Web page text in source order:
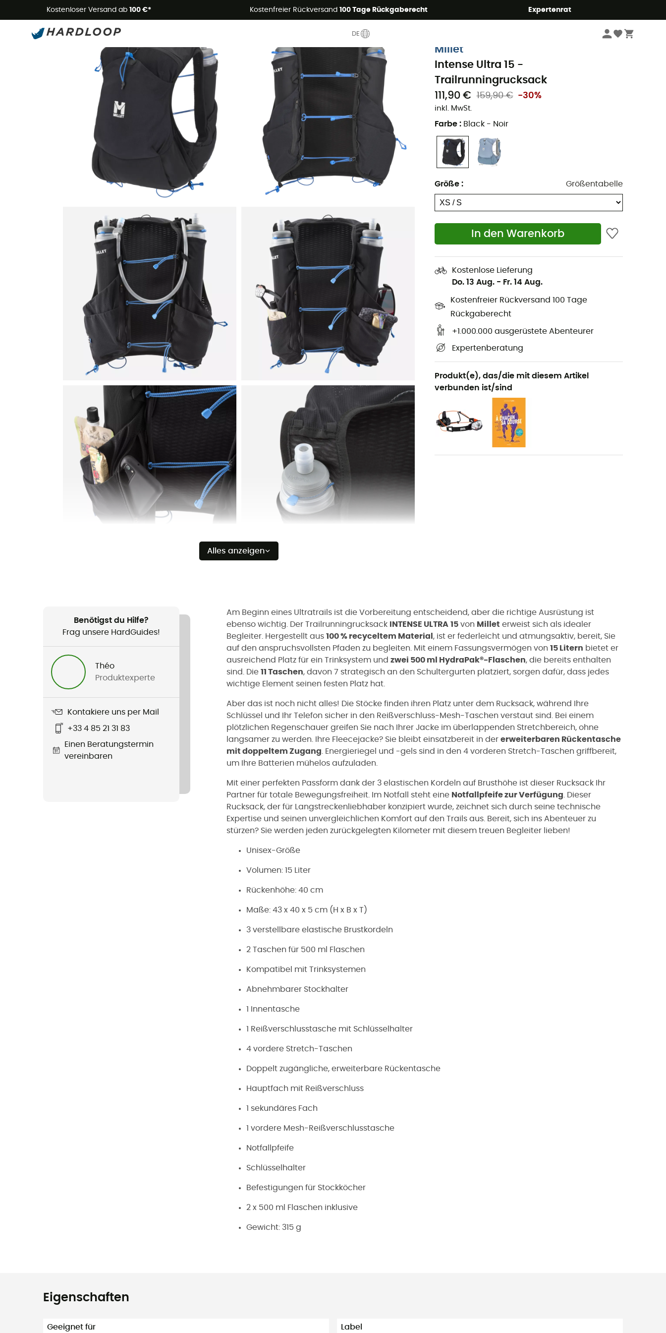
Kostenloser Versand ab 100 €* Kostenfreier Rückversand 100 Tage Rückgaberecht Expertenrat
DE
Sommerangebote🔥 -5% EXTRA ab 2 Produkten* Code Summer5
Nachhaltigkeit
Alles anzeigen
Millet
Intense Ultra 15 -
Trailrunningrucksack
111,90 €
159,90 € -30%
inkl. MwSt.
Farbe : Black - Noir
Größe : Größentabelle
In den Warenkorb
Kostenlose Lieferung
Do. 13 Aug. - Fr. 14 Aug.
Kostenfreier Rückversand 100 Tage
Rückgaberecht
+1.000.000 ausgerüstete Abenteurer
Expertenberatung
Produkt(e), das/die mit diesem Artikel
verbunden ist/sind
Benötigst du Hilfe?
Frag unsere HardGuides!
Théo
Produktexperte
Kontakiere uns per Mail
+33 4 85 21 31 83
Einen Beratungstermin
vereinbaren
Am Beginn eines Ultratrails ist die Vorbereitung entscheidend, aber die richtige Ausrüstung ist
ebenso wichtig. Der Trailrunningrucksack
INTENSE ULTRA 15 von Millet erweist sich als idealer
Begleiter. Hergestellt aus 100 % recyceltem Material , ist er federleicht und atmungsaktiv, bereit, Sie
auf den anspruchsvollsten Pfaden zu begleiten. Mit einem Fassungsvermögen von 15 Litern bietet er
ausreichend Platz für ein Trinksystem und zwei 500 ml HydraPak®-Flaschen, die bereits enthalten
sind. Die 11 Taschen, davon 7 strategisch an den Schultergurten platziert, sorgen dafür, dass jedes
wichtige Element seinen festen Platz hat.
Aber das ist noch nicht alles! Die Stöcke finden ihren Platz unter dem Rucksack, während Ihre
Schlüssel und Ihr Telefon sicher in den Reißverschluss-Mesh-Taschen verstaut sind. Bei einem
plötzlichen Regenschauer greifen Sie nach Ihrer Jacke im überlappenden Stretchbereich, ohne
langsamer zu werden. Ihre Fleecejacke? Sie bleibt einsatzbereit in der erweiterbaren Rückentasche
mit doppeltem Zugang . Energieriegel und -gels sind in den 4 vorderen Stretch-Taschen griffbereit,
um Ihre Batterien mühelos aufzuladen.
Mit einer perfekten Passform dank der 3 elastischen Kordeln auf Brusthöhe ist dieser Rucksack Ihr
Partner für totale Bewegungsfreiheit. Im Notfall steht eine Notfallpfeife zur Verfügung . Dieser
Rucksack, der für Langstreckenliebhaber konzipiert wurde, zeichnet sich durch seine technische
Expertise und seinen unvergleichlichen Komfort auf den Trails aus. Bereit, sich ins Abenteuer zu
stürzen? Sie werden jeden zurückgelegten Kilometer mit diesem treuen Begleiter lieben!
Unisex-Größe
Volumen: 15 Liter
Rückenhöhe: 40 cm
Maße: 43 x 40 x 5 cm (H x B x T)
3 verstellbare elastische Brustkordeln
2 Taschen für 500 ml Flaschen
Kompatibel mit Trinksystemen
Abnehmbarer Stockhalter
1 Innentasche
1 Reißverschlusstasche mit Schlüsselhalter
4 vordere Stretch-Taschen
Doppelt zugängliche, erweiterbare Rückentasche
Hauptfach mit Reißverschluss
1 sekundäres Fach
1 vordere Mesh-Reißverschlusstasche
Notfallpfeife
Schlüsselhalter
Befestigungen für Stockköcher
2 x 500 ml Flaschen inklusive
Gewicht: 315 g
Eigenschaften
Geeignet für Label